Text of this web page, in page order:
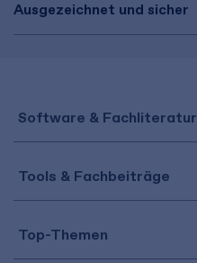
Ausgezeichnet und sicher
Software & Fachliteratur
Tools & Fachbeiträge
Top-Themen